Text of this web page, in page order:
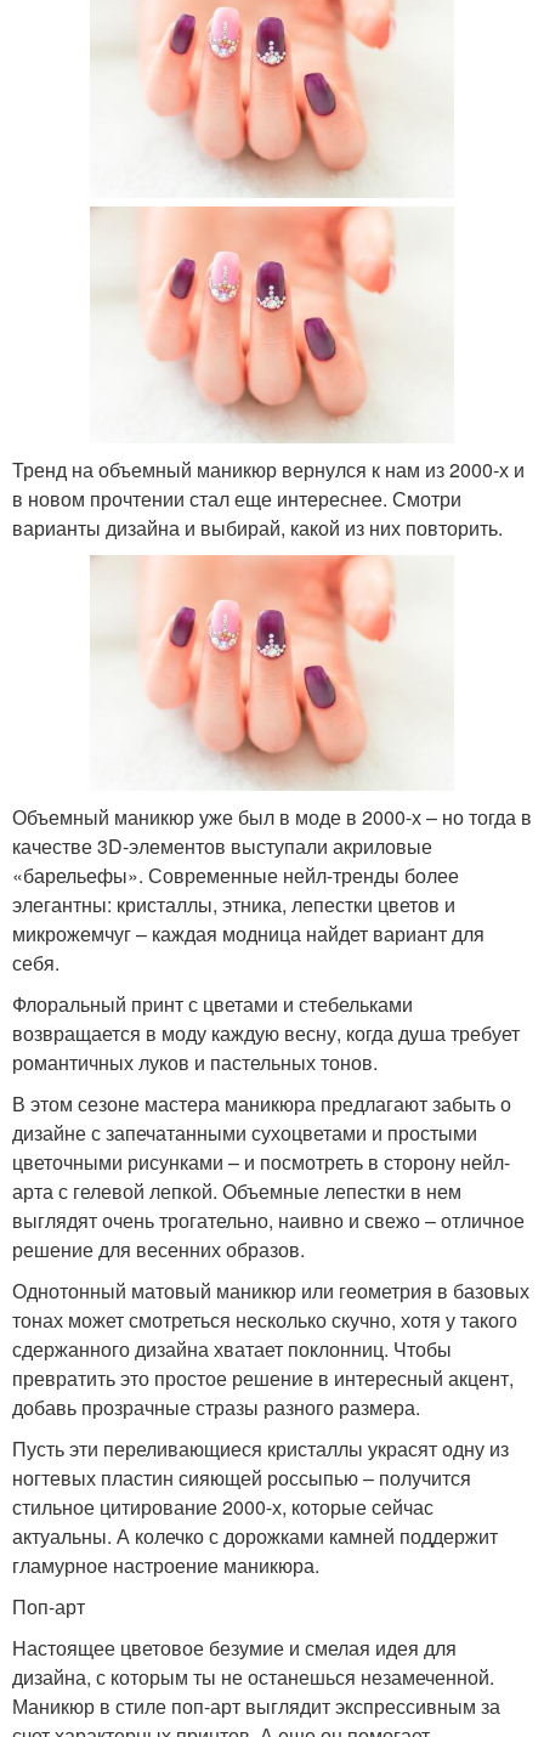
Тренд на объемный маникюр вернулся к нам из 2000-х и
в новом прочтении стал еще интереснее. Смотри
варианты дизайна и выбирай, какой из них повторить.
Объемный маникюр уже был в моде в 2000-х – но тогда в
качестве 3D-элементов выступали акриловые
«барельефы». Современные нейл-тренды более
элегантны: кристаллы, этника, лепестки цветов и
микрожемчуг – каждая модница найдет вариант для
себя.
Флоральный принт с цветами и стебельками
возвращается в моду каждую весну, когда душа требует
романтичных луков и пастельных тонов.
В этом сезоне мастера маникюра предлагают забыть о
дизайне с запечатанными сухоцветами и простыми
цветочными рисунками – и посмотреть в сторону нейл-
арта с гелевой лепкой. Объемные лепестки в нем
выглядят очень трогательно, наивно и свежо – отличное
решение для весенних образов.
Однотонный матовый маникюр или геометрия в базовых
тонах может смотреться несколько скучно, хотя у такого
сдержанного дизайна хватает поклонниц. Чтобы
превратить это простое решение в интересный акцент,
добавь прозрачные стразы разного размера.
Пусть эти переливающиеся кристаллы украсят одну из
ногтевых пластин сияющей россыпью – получится
стильное цитирование 2000-х, которые сейчас
актуальны. А колечко с дорожками камней поддержит
гламурное настроение маникюра.
Поп-арт
Настоящее цветовое безумие и смелая идея для
дизайна, с которым ты не останешься незамеченной.
Маникюр в стиле поп-арт выглядит экспрессивным за